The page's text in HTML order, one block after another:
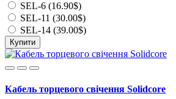
SEL-6 (16.90$)
SEL-11 (30.00$)
SEL-14 (39.00$)
Купити
Кабель торцевого свічення Solidcore